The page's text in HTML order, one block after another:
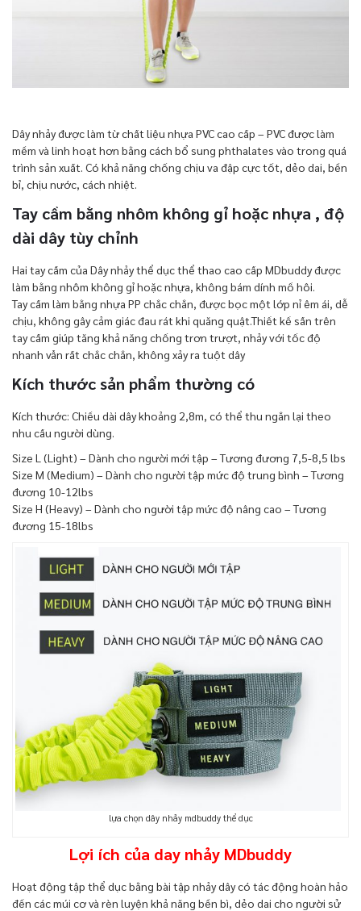
Dây nhảy được làm từ chất liệu nhựa PVC cao cấp – PVC được làm
mềm và linh hoạt hơn bằng cách bổ sung phthalates vào trong quá
trình sản xuất. Có khả năng chống chịu va đập cực tốt, dẻo dai, bền
bỉ, chịu nước, cách nhiệt.
Tay cầm bằng nhôm không gỉ hoặc nhựa , độ
dài dây tùy chỉnh
Hai tay cầm của Dây nhảy thể dục thể thao cao cấp MDbuddy được
làm bằng nhôm không gỉ hoặc nhựa, không bám dính mồ hôi.
Tay cầm làm bằng nhựa PP chắc chắn, được bọc một lớp nỉ êm ái, dễ
chịu, không gây cảm giác đau rát khi quăng quật.Thiết kế sần trên
tay cầm giúp tăng khả năng chống trơn trượt, nhảy với tốc độ
nhanh vẫn rất chắc chắn, không xảy ra tuột dây
Kích thước sản phẩm thường có
Kích thước: Chiều dài dây khoảng 2,8m, có thể thu ngắn lại theo
nhu cầu người dùng.
Size L (Light) – Dành cho người mới tập – Tương đương 7,5-8,5 lbs
Size M (Medium) – Dành cho người tập mức độ trung bình – Tương
đương 10-12lbs
Size H (Heavy) – Dành cho người tập mức độ nâng cao – Tương
đương 15-18lbs
lựa chọn dây nhảy mdbuddy thể dục
Lợi ích của day nhảy MDbuddy
Hoạt động tập thể dục bằng bài tập nhảy dây có tác động hoàn hảo
đến các múi cơ và rèn luyện khả năng bền bì, dẻo dai cho người sử